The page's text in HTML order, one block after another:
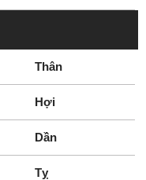
Thân
Hợi
Dần
Tỵ